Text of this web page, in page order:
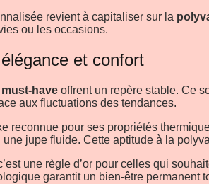
revient à capitaliser sur la
ou les occasions.
et confort
must-have offrent un repère stable. Ce
aux fluctuations des tendances.
reconnue pour ses propriétés
jupe fluide. Cette aptitude à la
une règle d’or pour celles qui
garantit un bien-être permanent